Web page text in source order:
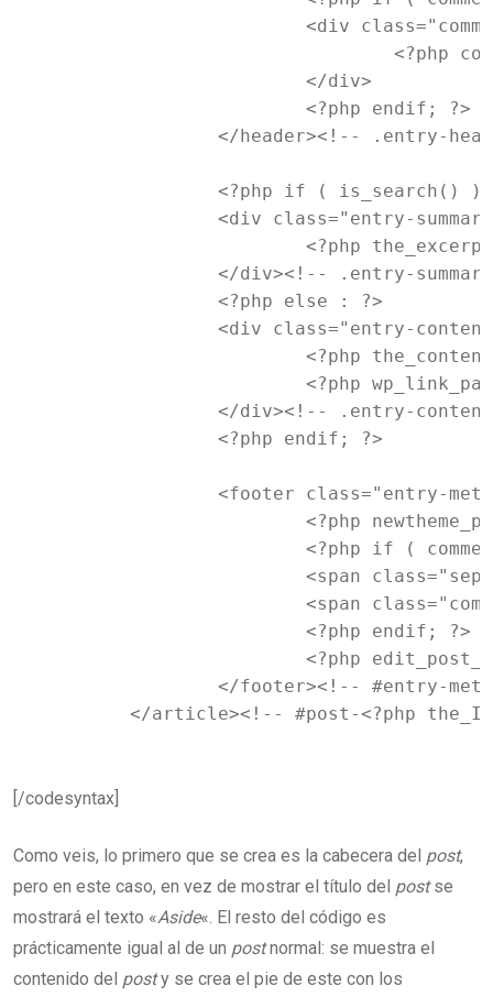
</article><!-- #post-<?php
[/codesyntax]
Como veis, lo primero que se crea es la cabecera del post,
pero en este caso, en vez de mostrar el título del postse
mostrará el texto «Aside«. El resto del código es
prácticamente igual al de un postnormal: se muestra el
contenido del posty se crea el pie de este con los